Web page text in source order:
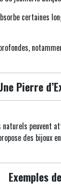
certaines
Pierre
peuvent
des bijoux
Exemples